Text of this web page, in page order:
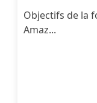
Objectifs de la
Amaz...